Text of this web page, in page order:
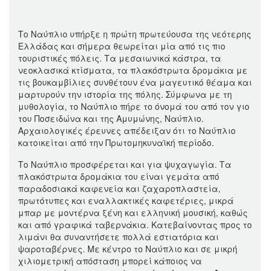
Tο Ναύπλιο υπήρξε η πρώτη πρωτεύουσα της νεότερης
Ελλάδας και σήμερα θεωρείται μία από τις πιο
τουριστικές πόλεις. Τα μεσαιωνικά κάστρα, τα
νεοκλασικά κτίσματα, τα πλακόστρωτα δρομάκια με
τις βουκαμβίλιες συνθέτουν ένα μαγευτικό θέαμα και
μαρτυρούν την ιστορία της πόλης. Σύμφωνα με τη
μυθολογία, το Ναύπλιο πήρε το όνομά του από τον γιο
του Ποσειδώνα και της Αμυμώνης, Ναύπλιο.
Αρχαιολογικές έρευνες απέδειξαν ότι το Ναύπλιο
κατοικείται από την Πρωτομηκυναϊκή περίοδο.
Το Ναύπλιο προσφέρεται και για ψυχαγωγία. Τα
πλακόστρωτα δρομάκια του είναι γεμάτα από
παραδοσιακά καφενεία και ζαχαροπλαστεία,
πρωτότυπες και εναλλακτικές καφετέριες, μικρά
μπαρ με μοντέρνα ξένη και ελληνική μουσική, καθώς
και από γραφικά ταβερνάκια. Κατεβαίνοντας προς το
λιμάνι θα συναντήσετε πολλά εστιατόρια και
ψαροταβέρνες. Με κέντρο το Ναύπλιο και σε μικρή
χιλιομετρική απόσταση μπορεί κάποιος να